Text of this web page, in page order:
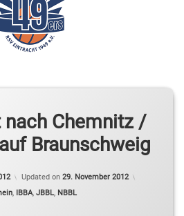
nach Chemnitz /
Braunschweig
Updated on 29. November 2012
, IBBA, JBBL, NBBL